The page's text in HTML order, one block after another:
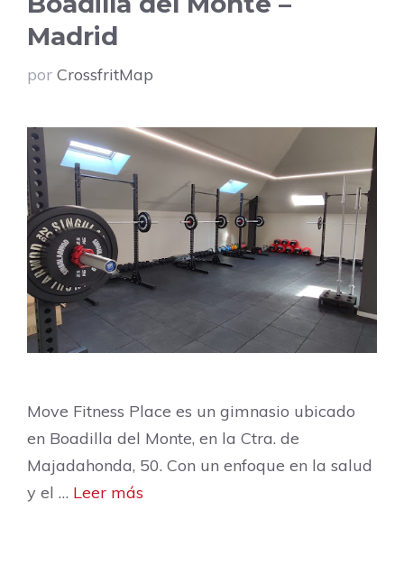
Madrid
por CrossfritMap
Move Fitness Place es un gimnasio ubicado
en Boadilla del Monte, en la Ctra. de
Majadahonda, 50. Con un enfoque en la salud
y el … Leer más